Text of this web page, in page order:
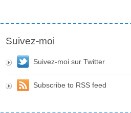
Suivez-moi
Suivez-moi sur Twitter
Subscribe to RSS feed